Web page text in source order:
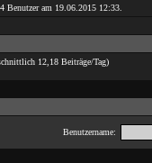
Benutzer am 19.06.2015 12:33.
12,18 Beiträge/Tag)
Benutzername: